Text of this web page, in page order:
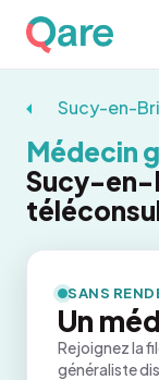
Sucy-en-
Médecin
Sucy-en-
SANS
Un
Rejoignez la
généraliste